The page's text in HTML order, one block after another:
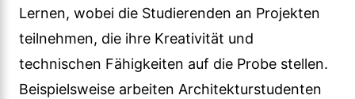
Lernen, wobei die Studierenden an Projekten
teilnehmen, die ihre Kreativität und
technischen Fähigkeiten auf die Probe stellen.
Beispielsweise arbeiten Architekturstudenten